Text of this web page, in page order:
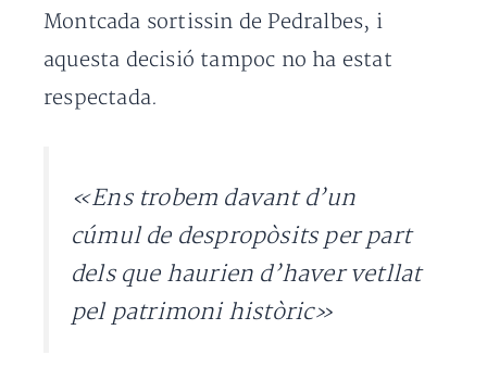
Montcada sortissin de Pedralbes, i
aquesta decisió tampoc no ha estat
respectada.
«Ens trobem davant d’un
cúmul de despropòsits per part
dels que haurien d’haver vetllat
pel patrimoni històric»